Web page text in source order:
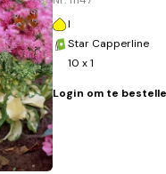
I
Star Capperline
10 x 1
Login om te